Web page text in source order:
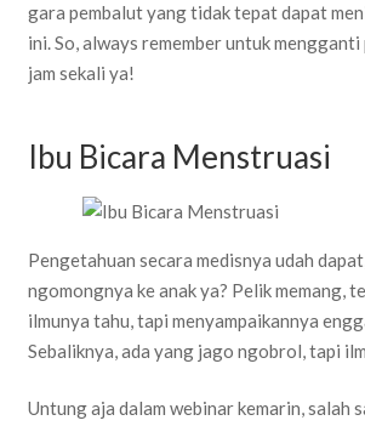
gara pembalut yang tidak tepat dapat
ini. So, always remember untuk
jam sekali ya!
Ibu Bicara Menstruasi
Pengetahuan secara medisnya udah
ngomongnya ke anak ya? Pelik memang,
ilmunya tahu, tapi menyampaikannya
Sebaliknya, ada yang jago ngobrol, tapi
Untung aja dalam webinar kemarin, salah